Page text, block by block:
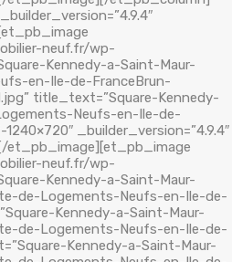
neuf.fr/wp-
Kennedy-a-Saint-Maur-
en-Ile-de-FranceBrun-
title_text=”Square-Kennedy-
Neufs-en-Ile-de-
_builder_version=”4.9.4″
et_pb_image][et_pb_image
neuf.fr/wp-
Kennedy-a-Saint-Maur-
de-Logements-Neufs-en-Ile-de-
Kennedy-a-Saint-Maur-
de-Logements-Neufs-en-Ile-de-
Kennedy-a-Saint-Maur-